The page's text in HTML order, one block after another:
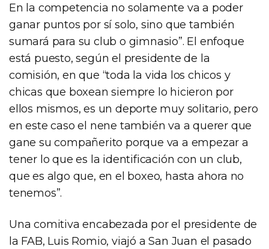
En la competencia no solamente va a poder
ganar puntos por sí solo, sino que también
sumará para su club o gimnasio”. El enfoque
está puesto, según el presidente de la
comisión, en que “toda la vida los chicos y
chicas que boxean siempre lo hicieron por
ellos mismos, es un deporte muy solitario, pero
en este caso el nene también va a querer que
gane su compañerito porque va a empezar a
tener lo que es la identificación con un club,
que es algo que, en el boxeo, hasta ahora no
tenemos”.
Una comitiva encabezada por el presidente de
la FAB, Luis Romio, viajó a San Juan el pasado